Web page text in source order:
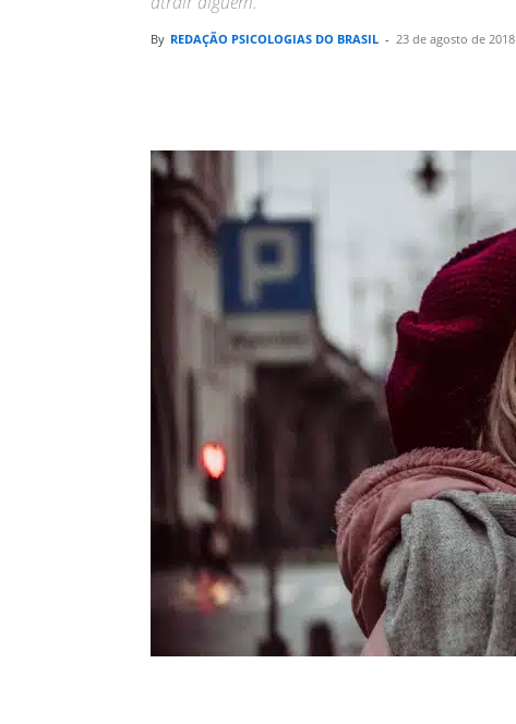
By REDAÇÃO PSICOLOGIAS DO BRASIL - 23 de agosto de 2018